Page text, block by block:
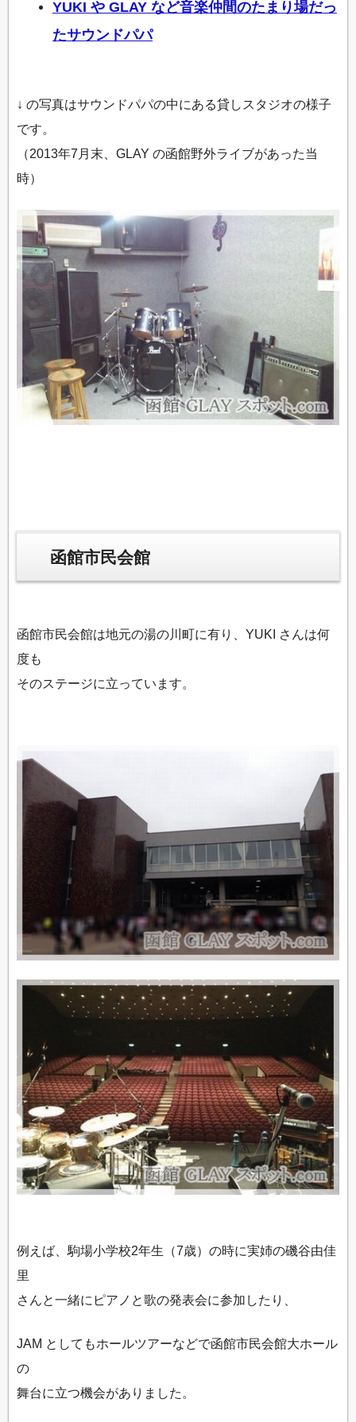
YUKI や GLAY など音楽仲間のたまり場だっ
たサウンドパパ
↓ の写真はサウンドパパの中にある貸しスタジオの様子
です。
（2013年7月末、GLAY の函館野外ライブがあった当
時）
函館市民会館
函館市民会館は地元の湯の川町に有り、YUKI さんは何
度も
そのステージに立っています。
例えば、駒場小学校2年生（7歳）の時に実姉の磯谷由佳
里
さんと一緒にピアノと歌の発表会に参加したり、
JAM としてもホールツアーなどで函館市民会館大ホール
の
舞台に立つ機会がありました。